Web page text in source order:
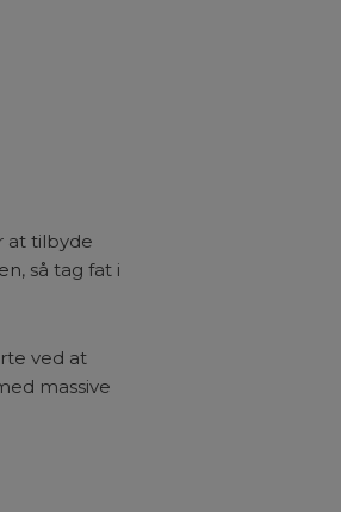
at tilbyde
, så tag fat i
ved at
massive